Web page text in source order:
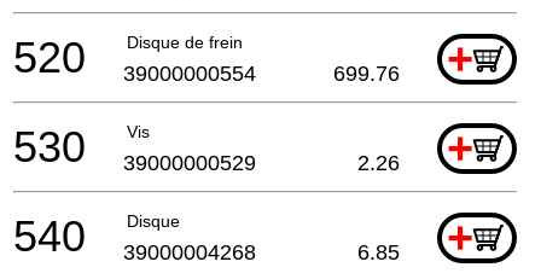
Disque de frein +
520 39000000554 699.76
Vis +
530 39000000529 2.26
Disque +
540 39000004268 6.85